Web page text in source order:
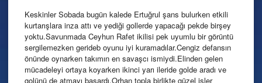
Keskinler Sobada bugün kalede Ertuğrul şans bulurken etkili
kurtarışlara inza attı ve yediği gollerde yapacağı pekde birşey
yoktu.Savunmada Ceyhun Rafet ikilisi pek uyumlu bir görüntü
sergilemezken gerideb oyunu iyi kuramadılar.Cengiz defansın
önünde oynarken takımın en savaşcı ismiydi.Elinden gelen
mücadeleyi ortaya koyarken ikinci yarı ileride golde aradı ve
golünü de atmayı başardı.Orhan topla birlikte güzel işler